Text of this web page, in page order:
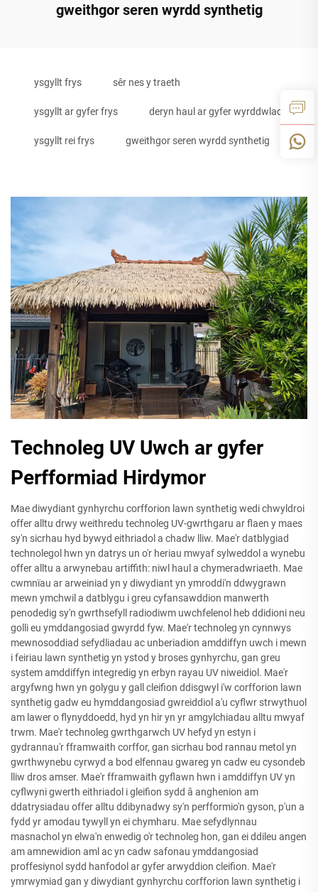
gweithgor seren wyrdd synthetig
ysgyllt frys sêr nes y traeth
ysgyllt ar gyfer frys deryn haul ar gyfer wyrddwlad
ysgyllt rei frys gweithgor seren wyrdd synthetig
Technoleg UV Uwch ar gyfer
Perfformiad Hirdymor
Mae diwydiant gynhyrchu corfforion lawn synthetig wedi chwyldroi
offer alltu drwy weithredu technoleg UV-gwrthgaru ar flaen y maes
sy'n sicrhau hyd bywyd eithriadol a chadw lliw. Mae'r datblygiad
technolegol hwn yn datrys un o'r heriau mwyaf sylweddol a wynebu
offer alltu a arwynebau artiffith: niwl haul a chymeradwriaeth. Mae
cwmnïau ar arweiniad yn y diwydiant yn ymroddi'n ddwygrawn
mewn ymchwil a datblygu i greu cyfansawddion manwerth
penodedig sy'n gwrthsefyll radiodiwm uwchfelenol heb ddidioni neu
golli eu ymddangosiad gwyrdd fyw. Mae'r technoleg yn cynnwys
mewnosoddiad sefydliadau ac unberiadion amddiffyn uwch i mewn
i feiriau lawn synthetig yn ystod y broses gynhyrchu, gan greu
system amddiffyn integredig yn erbyn rayau UV niweidiol. Mae'r
argyfwng hwn yn golygu y gall cleifion ddisgwyl i'w corfforion lawn
synthetig gadw eu hymddangosiad gwreiddiol a'u cyflwr strwythuol
am lawer o flynyddoedd, hyd yn hir yn yr amgylchiadau alltu mwyaf
trwm. Mae'r technoleg gwrthgarwch UV hefyd yn estyn i
gydrannau'r fframwaith corffor, gan sicrhau bod rannau metol yn
gwrthwynebu cyrwyd a bod elfennau gwareg yn cadw eu cysondeb
lliw dros amser. Mae'r fframwaith gyflawn hwn i amddiffyn UV yn
cyflwyni gwerth eithriadol i gleifion sydd â anghenion am
ddatrysiadau offer alltu ddibynadwy sy'n perfformio'n gyson, p'un a
fydd yr amodau tywyll yn ei chymharu. Mae sefydlynnau
masnachol yn elwa'n enwedig o'r technoleg hon, gan ei ddileu angen
am amnewidion aml ac yn cadw safonau ymddangosiad
proffesiynol sydd hanfodol ar gyfer arwyddion cleifion. Mae'r
ymrwymiad gan y diwydiant gynhyrchu corfforion lawn synthetig i